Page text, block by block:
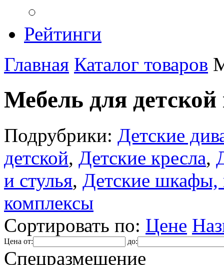
Рейтинги
Главная Каталог товаров
Мебель для
Подрубрики: Детские
детской, Детские кресла,
и стулья, Детские шкафы,
комплексы
Сортировать по: Цене
Цена от: до:
Спецразмещение